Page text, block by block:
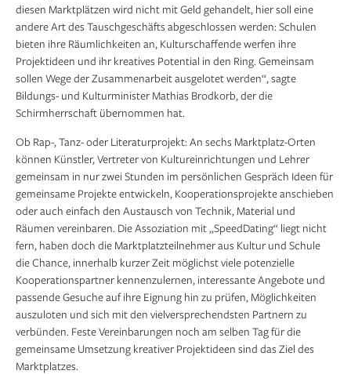
diesen Marktplätzen wird nicht mit Geld gehandelt, hier soll eine
andere Art des Tauschgeschäfts abgeschlossen werden: Schulen
bieten ihre Räumlichkeiten an, Kulturschaffende werfen ihre
Projektideen und ihr kreatives Potential in den Ring. Gemeinsam
sollen Wege der Zusammenarbeit ausgelotet werden“, sagte
Bildungs- und Kulturminister Mathias Brodkorb, der die
Schirmherrschaft übernommen hat.
Ob Rap-, Tanz- oder Literaturprojekt: An sechs Marktplatz-Orten
können Künstler, Vertreter von Kultureinrichtungen und Lehrer
gemeinsam in nur zwei Stunden im persönlichen Gespräch Ideen für
gemeinsame Projekte entwickeln, Kooperationsprojekte anschieben
oder auch einfach den Austausch von Technik, Material und
Räumen vereinbaren. Die Assoziation mit „SpeedDating“ liegt nicht
fern, haben doch die Marktplatzteilnehmer aus Kultur und Schule
die Chance, innerhalb kurzer Zeit möglichst viele potenzielle
Kooperationspartner kennenzulernen, interessante Angebote und
passende Gesuche auf ihre Eignung hin zu prüfen, Möglichkeiten
auszuloten und sich mit den vielversprechendsten Partnern zu
verbünden. Feste Vereinbarungen noch am selben Tag für die
gemeinsame Umsetzung kreativer Projektideen sind das Ziel des
Marktplatzes.